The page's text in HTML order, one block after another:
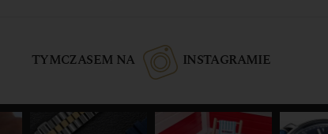
TYMCZASEM NA INSTAGRAMIE